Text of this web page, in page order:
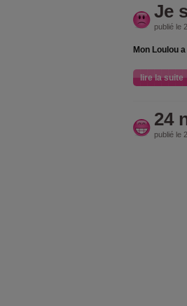
Je
publié le
Mon Loulou
lire la suite
24
publié le